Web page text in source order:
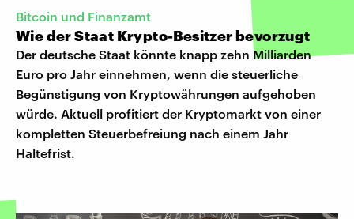
Bitcoin und Finanzamt
Wie der Staat Krypto-Besitzer bevorzugt
Der deutsche Staat könnte knapp zehn Milliarden
Euro pro Jahr einnehmen, wenn die steuerliche
Begünstigung von Kryptowährungen aufgehoben
würde. Aktuell profitiert der Kryptomarkt von einer
kompletten Steuerbefreiung nach einem Jahr
Haltefrist.